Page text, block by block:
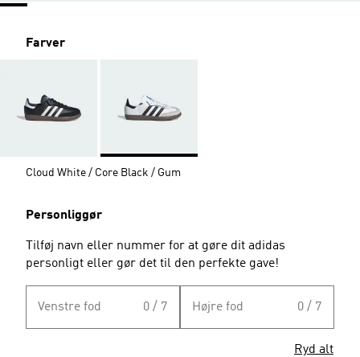
Farver
Cloud White / Core Black / Gum
Personliggør
Tilføj navn eller nummer for at gøre dit adidas
personligt eller gør det til den perfekte gave!
Venstre fod 0 / 7 Højre fod 0 / 7
Ryd alt